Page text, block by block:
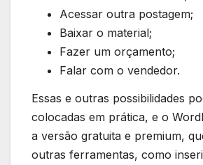
Acessar outra postagem;
Baixar o material;
Fazer um orçamento;
Falar com o vendedor.
Essas e outras possibilidades
colocadas em prática, e o
a versão gratuita e premium,
outras ferramentas, como